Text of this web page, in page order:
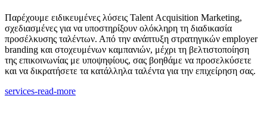
Παρέχουμε ειδικευμένες λύσεις Talent Acquisition Marketing,
σχεδιασμένες για να υποστηρίξουν ολόκληρη τη διαδικασία
προσέλκυσης ταλέντων. Από την ανάπτυξη στρατηγικών employer
branding και στοχευμένων καμπανιών, μέχρι τη βελτιστοποίηση
της επικοινωνίας με υποψηφίους, σας βοηθάμε να προσελκύσετε
και να δικρατήσετε τα κατάλληλα ταλέντα για την επιχείρηση σας.
services-read-more